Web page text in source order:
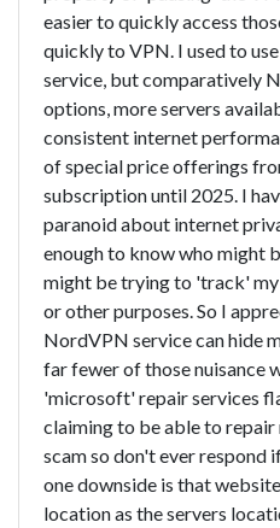
easier to quickly access
quickly to VPN. I used to
service, but comparatively
options, more servers
consistent internet
of special price offerings
subscription until 2025. I
paranoid about internet
enough to know who might
might be trying to 'track'
or other purposes. So I
NordVPN service can hide
far fewer of those nuisance
'microsoft' repair services
claiming to be able to repair
scam so don't ever respond
one downside is that
location as the servers